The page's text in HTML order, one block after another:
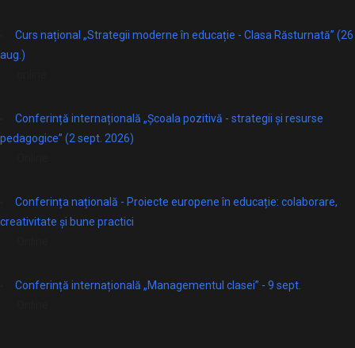
Curs național „Strategii moderne în educație - Clasa Răsturnată” (26
aug.)
Conferință internațională „Școala pozitivă - strategii și resurse
pedagogice” (2 sept. 2026)
Conferința națională - Proiecte europene în educație: colaborare,
creativitate și bune practici
Conferință internațională „Managementul clasei” - 9 sept.